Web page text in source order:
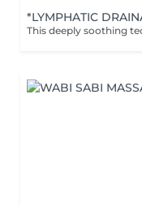
*LYMPHATIC